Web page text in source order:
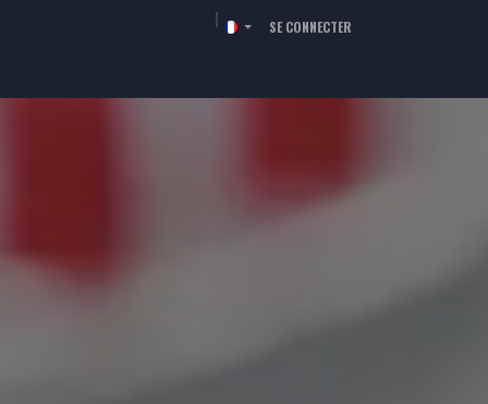
SE CONNECTER